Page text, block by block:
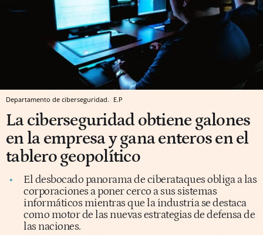
Departamento de ciberseguridad. E.P
La ciberseguridad obtiene galones
en la empresa y gana enteros en el
tablero geopolítico
El desbocado panorama de ciberataques obliga a las
corporaciones a poner cerco a sus sistemas
informáticos mientras que la industria se destaca
como motor de las nuevas estrategias de defensa de
las naciones.